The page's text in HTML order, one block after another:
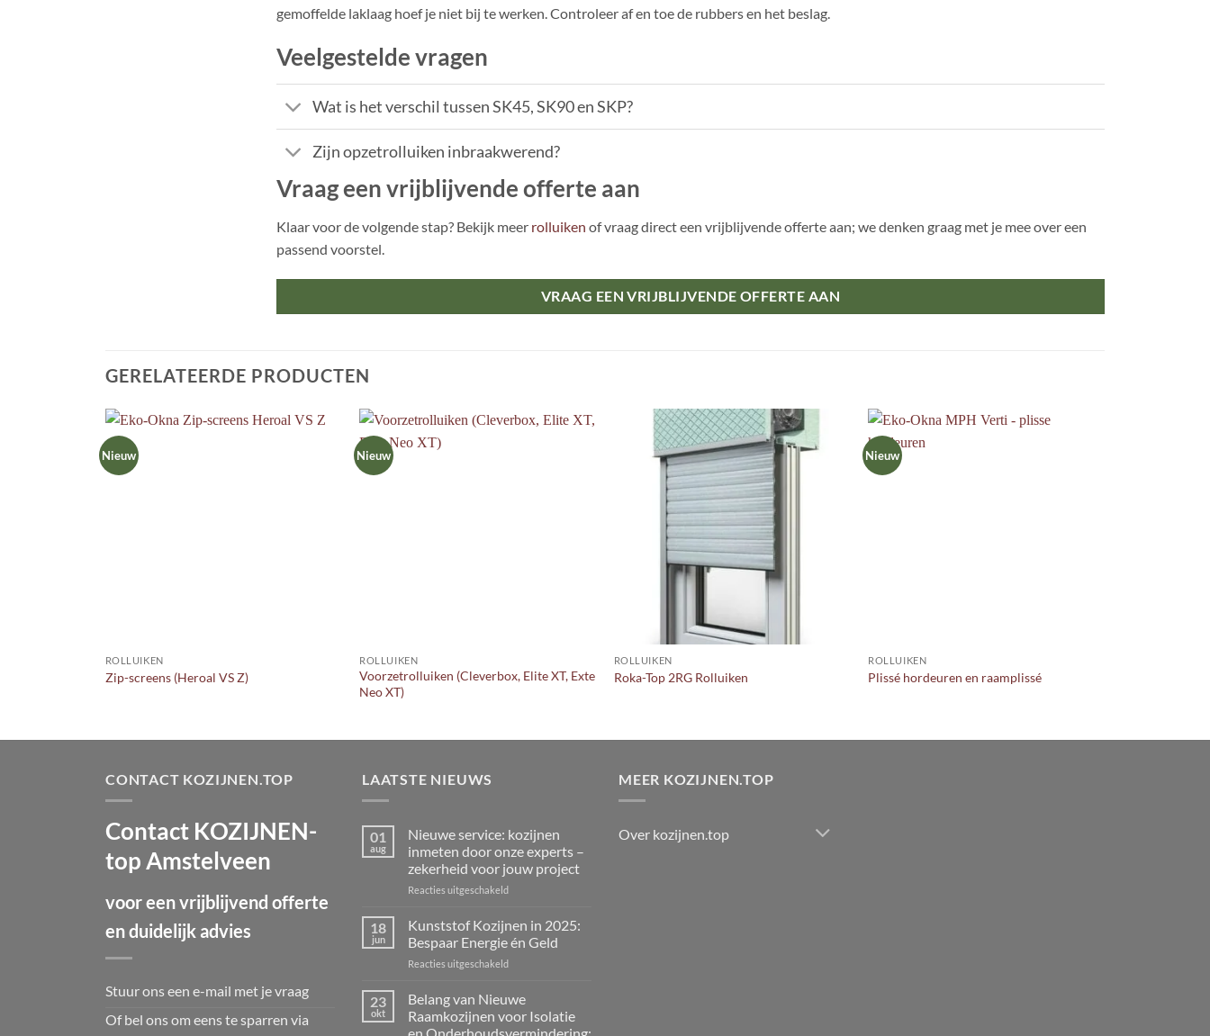
gemoffelde laklaag hoef je niet bij te werken. Controleer af en toe de rubbers en het beslag.
Veelgestelde vragen
Wat is het verschil tussen SK45, SK90 en SKP?
Zijn opzetrolluiken inbraakwerend?
Vraag een vrijblijvende offerte aan
Klaar voor de volgende stap? Bekijk meer rolluiken of vraag direct een vrijblijvende offerte aan; we denken graag met je mee over een
passend voorstel.
VRAAG EEN VRIJBLIJVENDE OFFERTE AAN
GERELATEERDE PRODUCTEN
Nieuw
ROLLUIKEN
Zip-screens (Heroal VS Z)
Nieuw
ROLLUIKEN
Voorzetrolluiken (Cleverbox, Elite XT, Exte
Neo XT)
ROLLUIKEN
Roka-Top 2RG Rolluiken
Nieuw
ROLLUIKEN
Plissé hordeuren en raamplissé
CONTACT KOZIJNEN.TOP
Contact KOZIJNEN-
top Amstelveen
voor een vrijblijvend offerte
en duidelijk advies
Stuur ons een e-mail met je vraag
Of bel ons om eens te sparren via
LAATSTE NIEUWS
01
aug
Nieuwe service: kozijnen
inmeten door onze experts –
zekerheid voor jouw project
Reacties uitgeschakeldvoor
service:
inmeten
door
experts
zekerheid
18
jun
Kunststof Kozijnen in 2025:
Bespaar Energie én Geld
Reacties uitgeschakeldvoor
2025:
23
okt
Belang van Nieuwe
Raamkozijnen voor Isolatie
MEER KOZIJNEN.TOP
Over kozijnen.top